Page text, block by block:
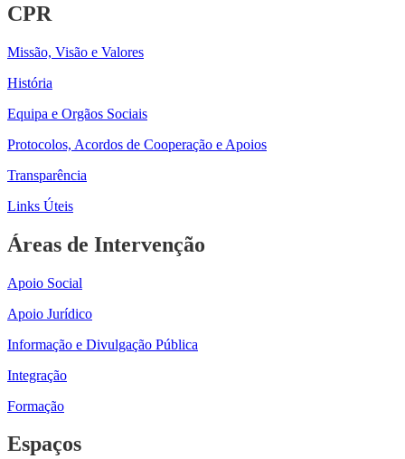
CPR
Missão, Visão e Valores
História
Equipa e Orgãos Sociais
Protocolos, Acordos de Cooperação e Apoios
Transparência
Links Úteis
Áreas de Intervenção
Apoio Social
Apoio Jurídico
Informação e Divulgação Pública
Integração
Formação
Espaços